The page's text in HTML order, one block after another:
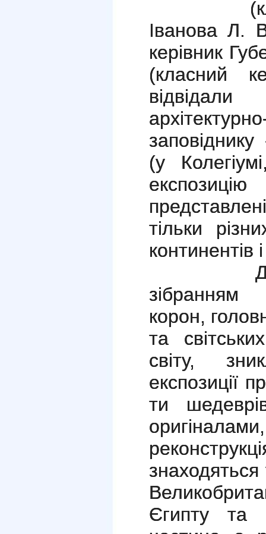
Іванова Л.
керівник
(класний
заповіднику
(у
тільки
континентів
Діти
зібранням
корон,
та
світу,
експозиції
ти
знаходяться
Єгипту та